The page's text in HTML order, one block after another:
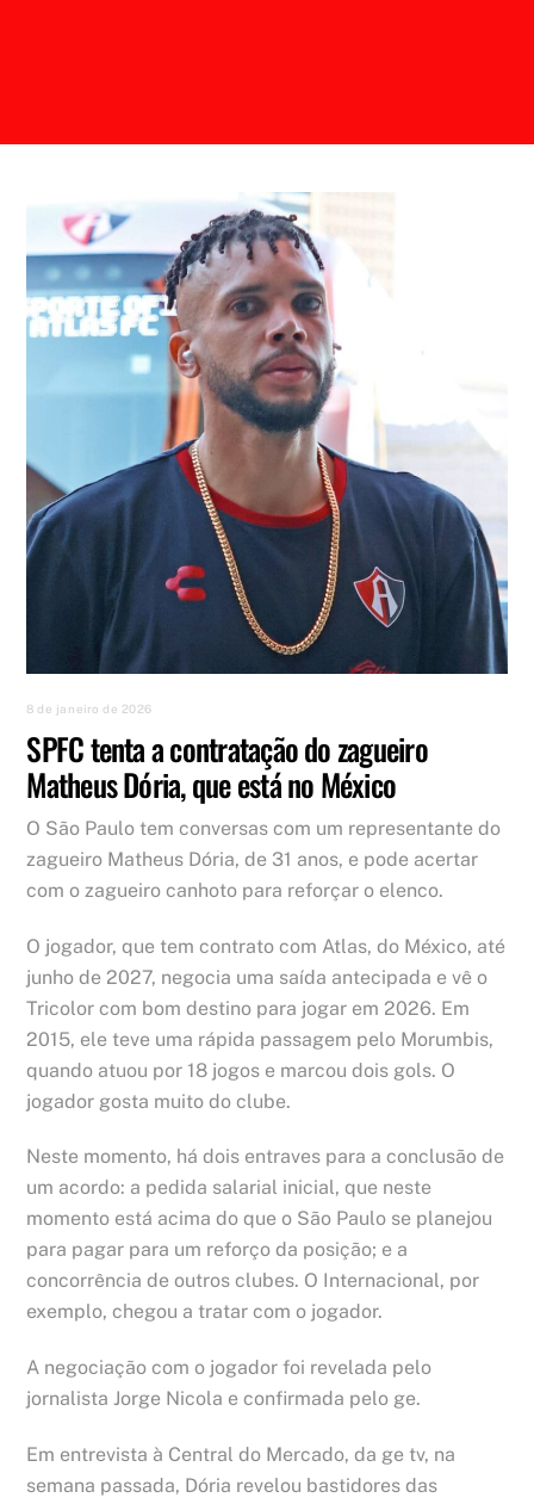
8 de janeiro de 2026
SPFC tenta a contratação do zagueiro
Matheus Dória, que está no México
O São Paulo tem conversas com um representante do
zagueiro Matheus Dória, de 31 anos, e pode acertar
com o zagueiro canhoto para reforçar o elenco.
O jogador, que tem contrato com Atlas, do México, até
junho de 2027, negocia uma saída antecipada e vê o
Tricolor com bom destino para jogar em 2026. Em
2015, ele teve uma rápida passagem pelo Morumbis,
quando atuou por 18 jogos e marcou dois gols. O
jogador gosta muito do clube.
Neste momento, há dois entraves para a conclusão de
um acordo: a pedida salarial inicial, que neste
momento está acima do que o São Paulo se planejou
para pagar para um reforço da posição; e a
concorrência de outros clubes. O Internacional, por
exemplo, chegou a tratar com o jogador.
A negociação com o jogador foi revelada pelo
jornalista Jorge Nicola e confirmada pelo ge.
Em entrevista à Central do Mercado, da ge tv, na
semana passada, Dória revelou bastidores das